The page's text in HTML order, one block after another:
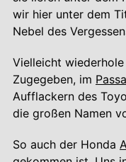
wir hier unter dem
Nebel des
Vielleicht
Zugegeben, im
Aufflackern des
die großen Namen
So auch der Honda